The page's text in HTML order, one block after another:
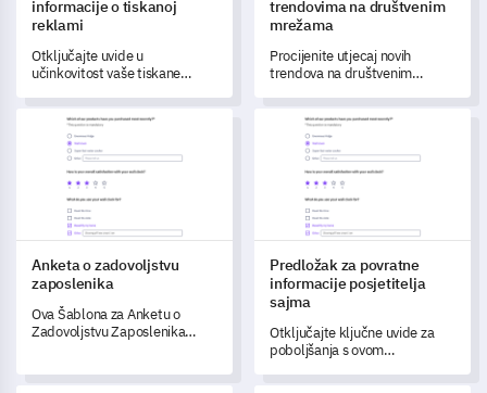
informacije o tiskanoj
reklami
Otključajte uvide u
učinkovitost vaše tiskane
predloškom obrasca za
povratne informacije.
trendovima na društvenim
mrežama
Procijenite utjecaj novih
trendova na društvenim
strategije vaše tvrtke koristeći
ovaj sveobuhvatni predložak
ankete.
Anketa o zadovoljstvu zaposlenika
Anketa o zadovoljstvu
zaposlenika
Ova Šablona za Anketu o
Zadovoljstvu Zaposlenika
razinu zadovoljstva vašeg tima.
Predložak za povratne
Predložak za povratne
informacije posjetitelja
sajma
Otključajte ključne uvide za
poboljšanja s ovom
informacija posjetitelja sajma.